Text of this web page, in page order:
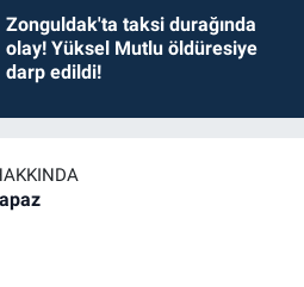
Zonguldak'ta taksi durağında
olay! Yüksel Mutlu öldüresiye
darp edildi!